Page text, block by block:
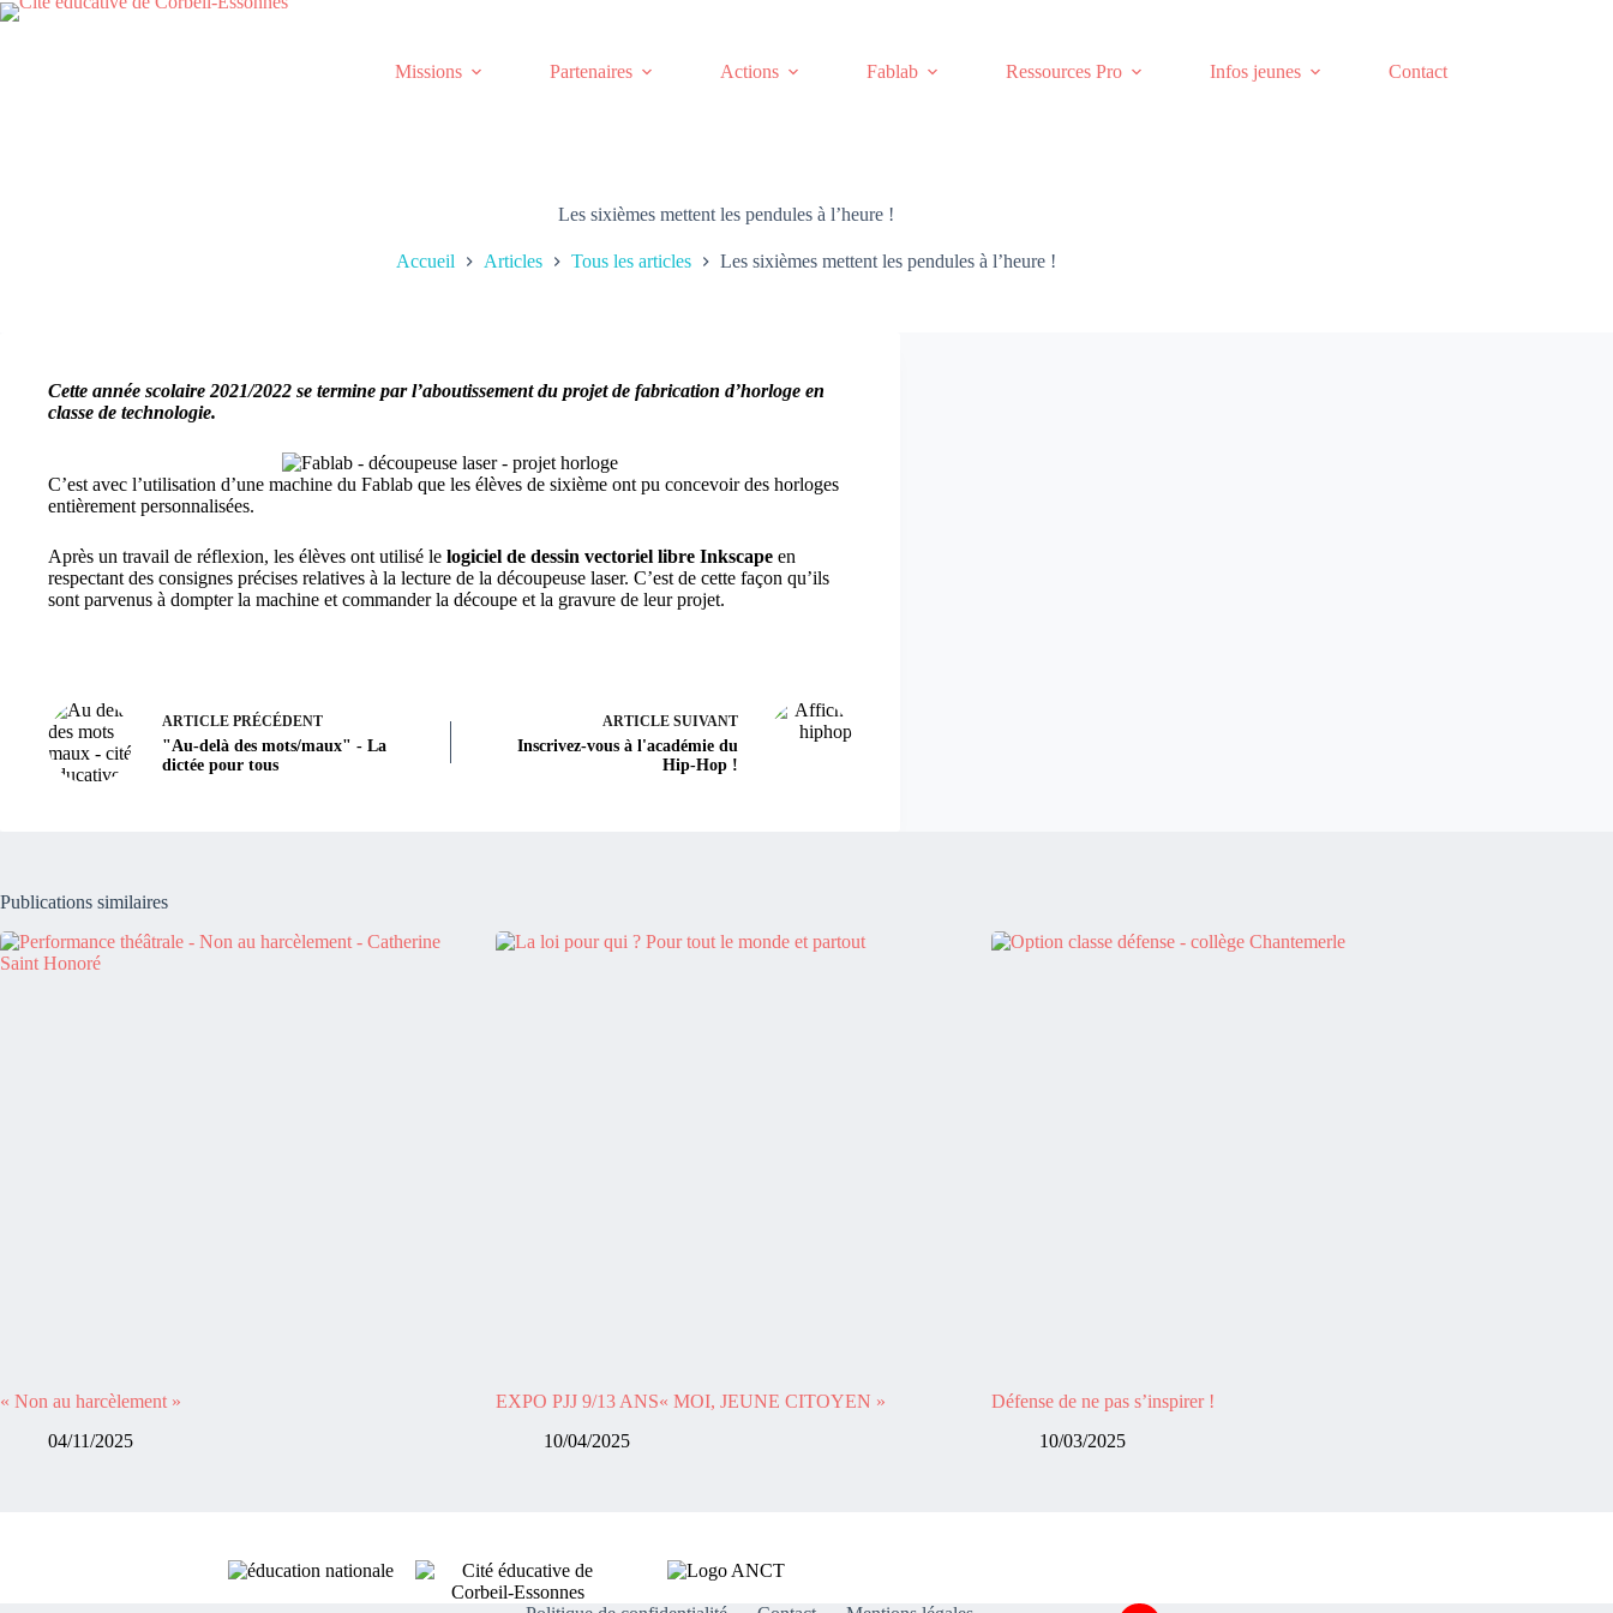
Passer
Missions
Partenaires Actions Fablab Ressources Pro Infos jeunes Contact
Les sixièmes mettent les pendules à l’heure !
Accueil Articles Tous les articles Les sixièmes mettent les pendules à l’heure !
Cette année scolaire 2021/2022 se termine par l’aboutissement du projet de fabrication d’horloge en
classe de technologie.
C’est avec l’utilisation d’une machine du Fablab que les élèves de sixième ont pu concevoir des horloges
entièrement personnalisées.
Après un travail de réflexion, les élèves ont utilisé le logiciel de dessin vectoriel libre Inkscape en
respectant des consignes précises relatives à la lecture de la découpeuse laser. C’est de cette façon qu’ils
sont parvenus à dompter la machine et commander la découpe et la gravure de leur projet.
ARTICLE PRÉCÉDENT
"Au-delà des mots/maux" - La
dictée pour tous
ARTICLE SUIVANT
Inscrivez-vous à l'académie du
Hip-Hop !
Publications similaires
« Non au harcèlement »​
04/11/2025
EXPO PJJ 9/13 ANS« MOI, JEUNE CITOYEN »
10/04/2025
Défense de ne pas s’inspirer !
10/03/2025